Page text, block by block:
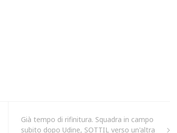
Già tempo di rifinitura. Squadra in campo
subito dopo Udine, SOTTIL verso un'altra